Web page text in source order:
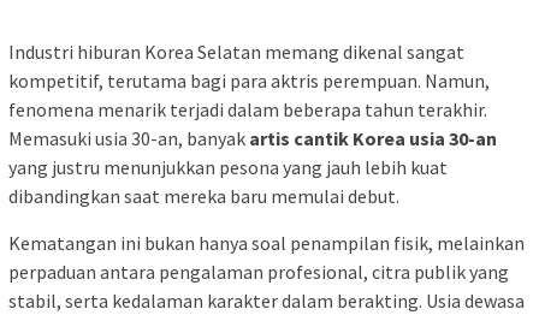
Industri hiburan Korea Selatan memang dikenal sangat
kompetitif, terutama bagi para aktris perempuan. Namun,
fenomena menarik terjadi dalam beberapa tahun terakhir.
Memasuki usia 30-an, banyak artis cantik Korea usia 30-an
yang justru menunjukkan pesona yang jauh lebih kuat
dibandingkan saat mereka baru memulai debut.
Kematangan ini bukan hanya soal penampilan fisik, melainkan
perpaduan antara pengalaman profesional, citra publik yang
stabil, serta kedalaman karakter dalam berakting. Usia dewasa